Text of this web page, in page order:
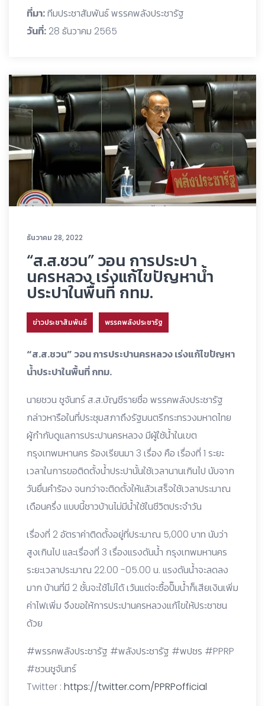
ที่มา:ทีมประชาสัมพันธ์ พรรคพลังประชารัฐ
วันที่: 28 ธันวาคม 2565
ธันวาคม 28, 2022
“ส.ส.ชวน” วอน การประปา
นครหลวง เร่งแก้ไขปัญหาน้ำ
ประปาในพื้นที่ กทม.
ข่าวประชาสัมพันธ์ พรรคพลังประชารัฐ
“ส.ส.ชวน” วอน การประปานครหลวง เร่งแก้ไขปัญหา
น้ำประปาในพื้นที่ กทม.
นายชวน ชูจันทร์ ส.ส.บัญชีรายชื่อ พรรคพลังประชารัฐ
กล่าวหารือในที่ประชุมสภาถึงรัฐมนตรีกระทรวงมหาดไทย
ผู้กำกับดูแลการประปานครหลวง มีผู้ใช้น้ำในเขต
กรุงเทพมหานคร ร้องเรียนมา 3 เรื่อง คือ เรื่องที่ 1 ระยะ
เวลาในการขอติดตั้งน้ำประปานั้นใช้เวลานานเกินไป นับจาก
วันยื่นคำร้อง จนกว่าจะติดตั้งให้แล้วเสร็จใช้เวลาประมาณ
เดือนครึ่ง แบบนี้ชาวบ้านไม่มีน้ำใช้ในชีวิตประจำวัน
เรื่องที่ 2 อัตราค่าติดตั้งอยู่ที่ประมาณ 5,000 บาท นับว่า
สูงเกินไป และเรื่องที่ 3 เรื่องแรงดันน้ำ กรุงเทพมหานคร
ระยะเวลาประมาณ 22.00 -05.00 น. แรงดันน้ำจะลดลง
มาก บ้านที่มี 2 ชั้นจะใช้ไม่ได้ เว้นแต่จะซื้อปั๊มน้ำก็เสียเงินเพิ่ม
ค่าไฟเพิ่ม จึงขอให้การประปานครหลวงแก้ไขให้ประชาชน
ด้วย
#พรรคพลังประชารัฐ #พลังประชารัฐ #พปชร #PPRP
#ชวนชูจันทร์
Twitter : https://twitter.com/PPRPofficial